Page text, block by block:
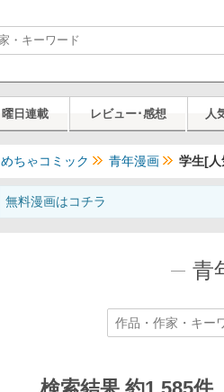
曜日連載 レビュー･感想 人
めちゃコミック 青年漫画 学生[人
無料漫画はコチラ
青